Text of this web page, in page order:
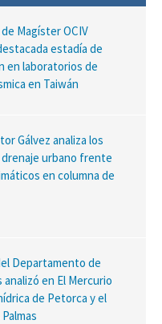
Magíster OCIV
estadía de
en laboratorios de
en Taiwán
Gálvez analiza los
urbano frente
en columna de
Departamento de
analizó en El Mercurio
de Petorca y el